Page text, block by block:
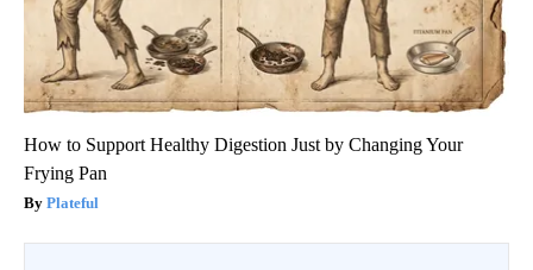
How to Support Healthy Digestion Just by Changing Your
Frying Pan
Plateful